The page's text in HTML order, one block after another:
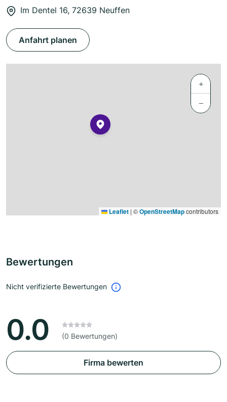
Im Dentel 16, 72639 Neuffen
Anfahrt planen
+
−
Leaflet | ©OpenStreetMapcontributors
Bewertungen
Nicht verifizierte Bewertungen
0.0 (0 Bewertungen)
Firma bewerten